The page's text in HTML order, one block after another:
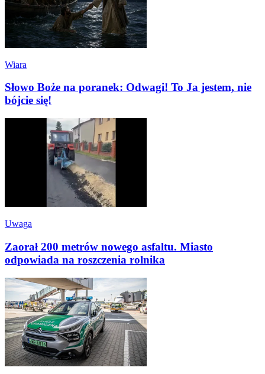
Wiara
Słowo Boże na poranek: Odwagi! To Ja jestem, nie
bójcie się!
Uwaga
Zaorał 200 metrów nowego asfaltu. Miasto
odpowiada na roszczenia rolnika